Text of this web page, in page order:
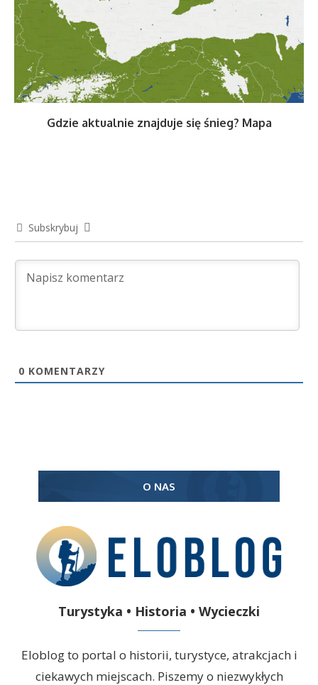
Gdzie aktualnie znajduje się śnieg? Mapa
Subskrybuj
0 KOMENTARZY
O NAS
Turystyka • Historia • Wycieczki
Eloblog to portal o historii, turystyce, atrakcjach i
ciekawych miejscach. Piszemy o niezwykłych